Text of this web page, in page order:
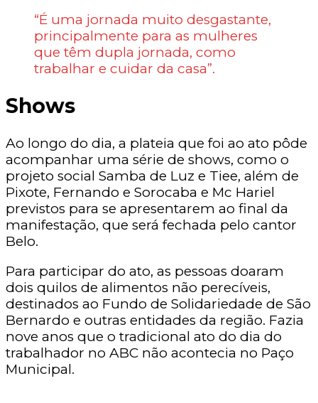
“É uma jornada muito desgastante,
principalmente para as mulheres
que têm dupla jornada, como
trabalhar e cuidar da casa”.
Shows
Ao longo do dia, a plateia que foi ao ato pôde
acompanhar uma série de shows, como o
projeto social Samba de Luz e Tiee, além de
Pixote, Fernando e Sorocaba e Mc Hariel
previstos para se apresentarem ao final da
manifestação, que será fechada pelo cantor
Belo.
Para participar do ato, as pessoas doaram
dois quilos de alimentos não perecíveis,
destinados ao Fundo de Solidariedade de São
Bernardo e outras entidades da região. Fazia
nove anos que o tradicional ato do dia do
trabalhador no ABC não acontecia no Paço
Municipal.